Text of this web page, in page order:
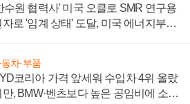
수원 협력사' 미국 오클로 SMR 연구용
자로 '임계 상태' 도달, 미국 에너지부
차·부품
코리아 가격 앞세워 수입차 4위 올랐
만, BMW·벤츠보다 높은 공임비에 소비